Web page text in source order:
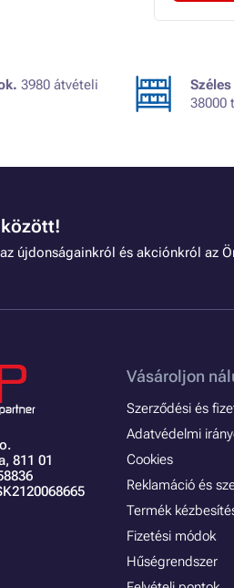
3980 átvételi
38000
újdonságainkról és akciónkról az
811 01
Vásároljon
Szerződési és
Adatvédelmi
Cookies
Reklamáció és
Termék
Fizetési módok
Hűségrendszer